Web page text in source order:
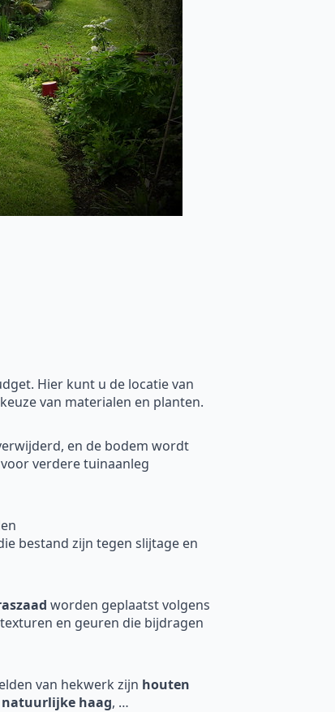
Hier kunt u de locatie van
van materialen en planten.
en de bodem wordt
verdere tuinaanleg
bestand zijn tegen slijtage en
worden geplaatst volgens
en geuren die bijdragen
van hekwerk zijn houten
natuurlijke haag, …